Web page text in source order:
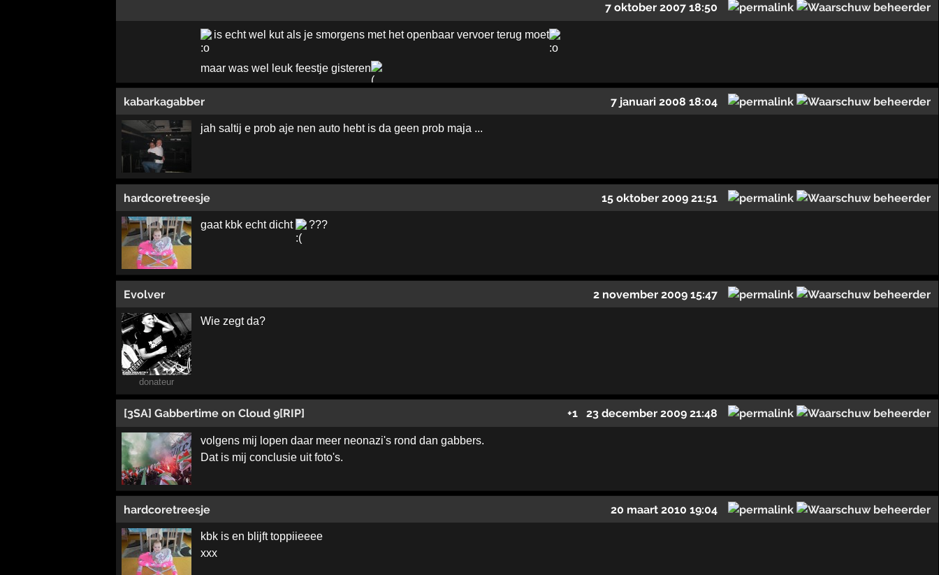
7 oktober 2007 18:50
is echt wel kut als je smorgens met het openbaar vervoer terug moet
maar was wel leuk feestje gisteren
kabarkagabber 7 januari 2008 18:04
jah saltij e prob aje nen auto hebt is da geen prob maja ...
hardcoretreesje 15 oktober 2009 21:51
gaat kbk echt dicht ???
Evolver 2 november 2009 15:47
donateur
Wie zegt da?
[3SA] Gabbertime on Cloud 9[RIP] +1 23 december 2009 21:48
volgens mij lopen daar meer neonazi's rond dan gabbers.
Dat is mij conclusie uit foto's.
hardcoretreesje 20 maart 2010 19:04
kbk is en blijft toppiieeee
xxx